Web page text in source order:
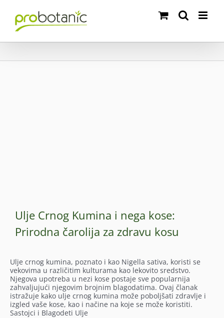
content
Ulje Crnog Kumina i nega kose:
Prirodna čarolija za zdravu kosu
Ulje crnog kumina, poznato i kao Nigella sativa, koristi se
vekovima u različitim kulturama kao lekovito sredstvo.
Njegova upotreba u nezi kose postaje sve popularnija
zahvaljujući njegovim brojnim blagodatima. Ovaj članak
istražuje kako ulje crnog kumina može poboljšati zdravlje i
izgled vaše kose, kao i načine na koje se može koristiti.
Sastojci i Blagodeti Ulje